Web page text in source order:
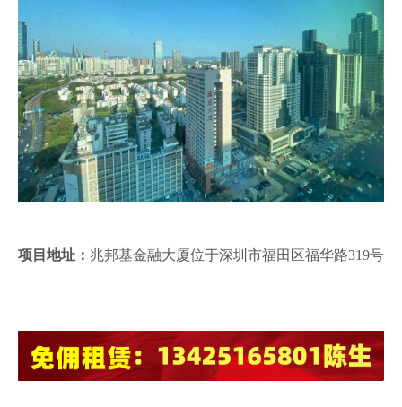
项目地址： 兆邦基金融大厦位于深圳市福田区福华路319号